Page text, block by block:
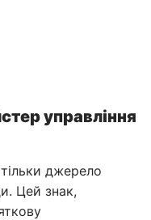
управління
джерело
Цей знак,